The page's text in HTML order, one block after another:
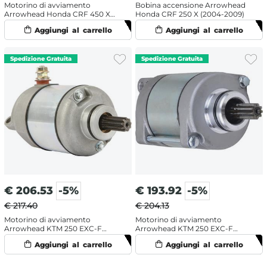
Motorino di avviamento
Arrowhead Honda CRF 450 X
(2005-2009)
Bobina accensione Arrowhead
Honda CRF 250 X (2004-2009)
€ 206.53 -5%
€ 217.40
Motorino di avviamento
Arrowhead KTM 250 EXC-F
(2007-2013)
€ 193.92 -5%
€ 204.13
Motorino di avviamento
Arrowhead KTM 250 EXC-F
(2014-2016)